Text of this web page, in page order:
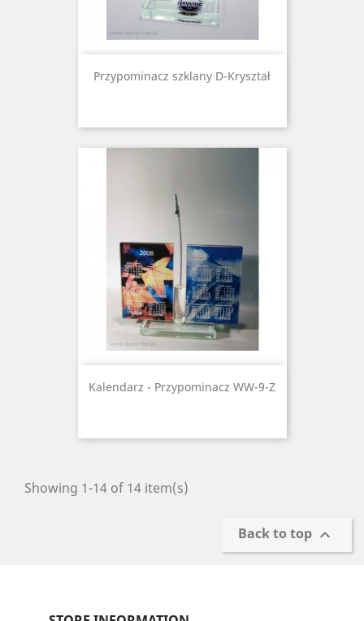
Przypominacz szklany D-Kryształ
Kalendarz - Przypominacz WW-9-Z
Showing 1-14 of 14 item(s)
Back to top 